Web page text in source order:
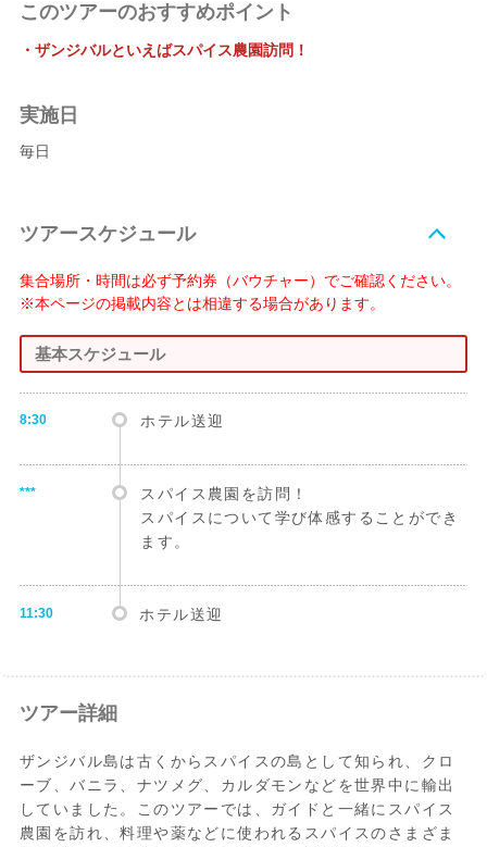
このツアーのおすすめポイント
・ザンジバルといえばスパイス農園訪問！
実施日
毎日
ツアースケジュール
集合場所・時間は必ず予約券（バウチャー）でご確認ください。
※本ページの掲載内容とは相違する場合があります。
基本スケジュール
8:30 ホテル送迎
***
スパイス農園を訪問！
スパイスについて学び体感することができ
ます。
11:30 ホテル送迎
ツアー詳細
ザンジバル島は古くからスパイスの島として知られ、クロ
ーブ、バニラ、ナツメグ、カルダモンなどを世界中に輸出
していました。このツアーでは、ガイドと一緒にスパイス
農園を訪れ、料理や薬などに使われるスパイスのさまざま